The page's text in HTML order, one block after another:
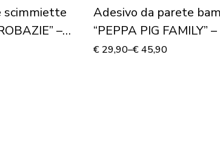
scimmiette
–
Adesivo da parete
“PEPPA PIG FAMILY”
murale
€ 29,90–€45,90